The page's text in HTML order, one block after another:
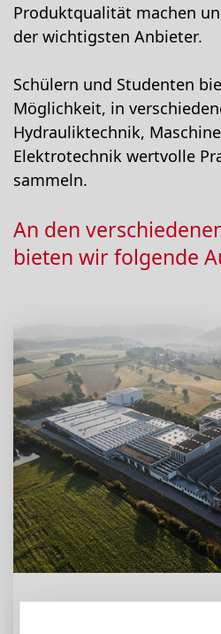
Produktqualität machen
der wichtigsten Anbieter.
Schülern und Studenten
Möglichkeit, in
Hydrauliktechnik,
Elektrotechnik wertvolle
sammeln.
An den
bieten wir folgende